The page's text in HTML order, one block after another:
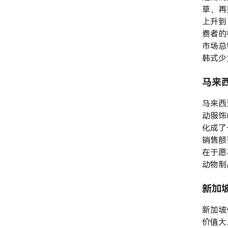
草，
上升
费者
市场
韩式
马来
马来
动服
化成
销售
在于
动物
新加
新加
价值